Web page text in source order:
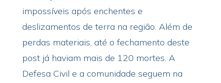
impossíveis após enchentes e
deslizamentos de terra na região. Além de
perdas materiais, até o fechamento deste
post já haviam mais de 120 mortes. A
Defesa Civil e a comunidade seguem na